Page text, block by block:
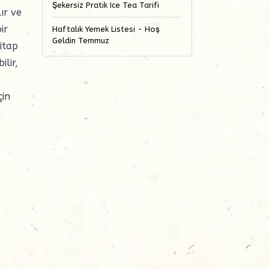
ve
Şekersiz Pratik Ice Tea Tarifi
Haftalık Yemek Listesi - Hoş
Geldin Temmuz